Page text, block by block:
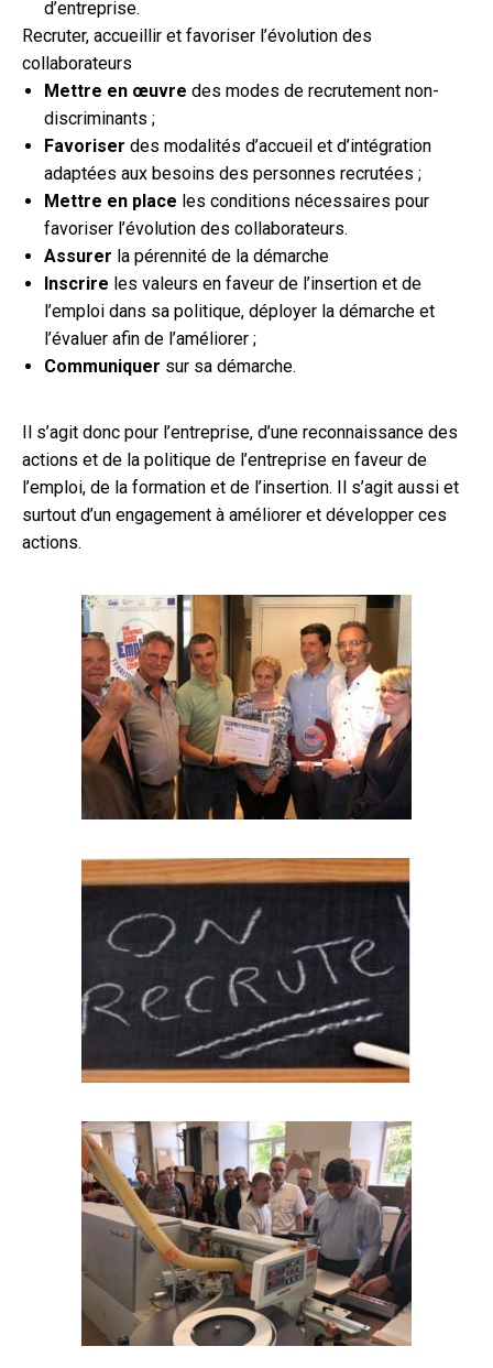
d’entreprise.
Recruter, accueillir et favoriser l’évolution des
collaborateurs
Mettre en œuvre des modes de recrutement non-
discriminants ;
Favoriser des modalités d’accueil et d’intégration
adaptées aux besoins des personnes recrutées ;
Mettre en place les conditions nécessaires pour
favoriser l’évolution des collaborateurs.
Assurer la pérennité de la démarche
Inscrire les valeurs en faveur de l’insertion et de
l’emploi dans sa politique, déployer la démarche et
l’évaluer afin de l’améliorer ;
Communiquer sur sa démarche.
Il s’agit donc pour l’entreprise, d’une reconnaissance des
actions et de la politique de l’entreprise en faveur de
l’emploi, de la formation et de l’insertion. Il s’agit aussi et
surtout d’un engagement à améliorer et développer ces
actions.